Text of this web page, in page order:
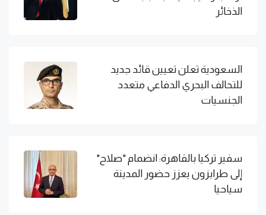
الذخائر
السعودية تعلن تعيين قائد جديد
للتحالف البحري الدفاعي متعدد
الجنسيات
سفير تركيا بالقاهرة: انضمام "صلاح"
إلى طرابزون يعزز حضور المدينة
سياحيا